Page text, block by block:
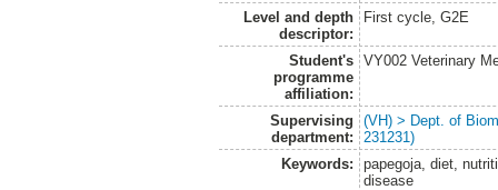
Level and depth
descriptor:
First cycle, G2E
Student's
programme
affiliation:
VY002 Veterinary
Supervising
department:
(VH) > Dept. of
231231)
Keywords:
papegoja, diet,
disease